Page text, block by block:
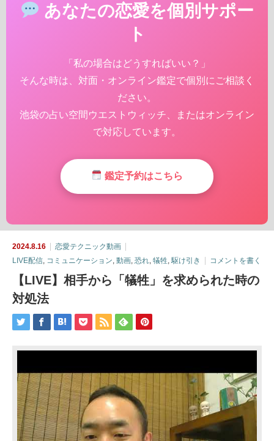
あなたの恋愛を個別サポー
ト
「私の場合はどうすればいい？」
そんな時は、対面・オンライン鑑定で個別にご相談く
ださい。
池袋の占い空間ウエストウィッチ、またはオンライン
で対応しています。
鑑定予約はこちら
2024.8.16
恋愛テクニック動画
LIVE配信 コミュニケーション 動画 恐れ 犠牲 駆け引き コメントを書く
【LIVE】相手から「犠牲」を求められた時の
対処法